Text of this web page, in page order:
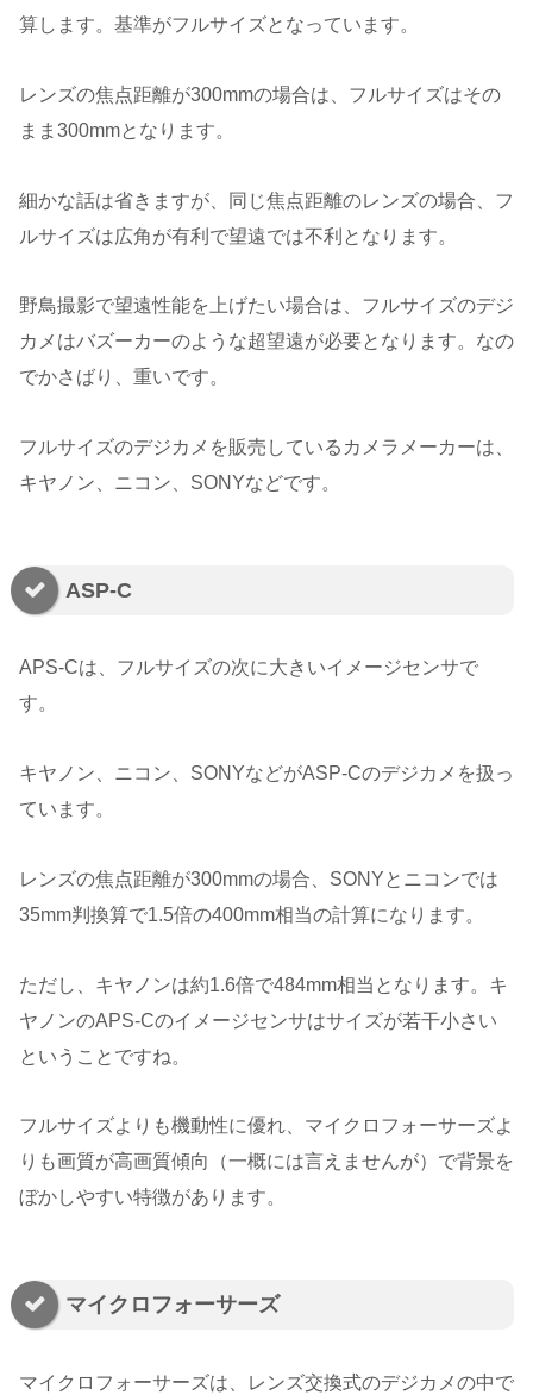
算します。基準がフルサイズとなっています。
レンズの焦点距離が300mmの場合は、フルサイズはその
まま300mmとなります。
細かな話は省きますが、同じ焦点距離のレンズの場合、フ
ルサイズは広角が有利で望遠では不利となります。
野鳥撮影で望遠性能を上げたい場合は、フルサイズのデジ
カメはバズーカーのような超望遠が必要となります。なの
でかさばり、重いです。
フルサイズのデジカメを販売しているカメラメーカーは、
キヤノン、ニコン、SONYなどです。
ASP-C
APS-Cは、フルサイズの次に大きいイメージセンサで
す。
キヤノン、ニコン、SONYなどがASP-Cのデジカメを扱っ
ています。
レンズの焦点距離が300mmの場合、SONYとニコンでは
35mm判換算で1.5倍の400mm相当の計算になります。
ただし、キヤノンは約1.6倍で484mm相当となります。キ
ヤノンのAPS-Cのイメージセンサはサイズが若干小さい
ということですね。
フルサイズよりも機動性に優れ、マイクロフォーサーズよ
りも画質が高画質傾向（一概には言えませんが）で背景を
ぼかしやすい特徴があります。
マイクロフォーサーズ
マイクロフォーサーズは、レンズ交換式のデジカメの中で